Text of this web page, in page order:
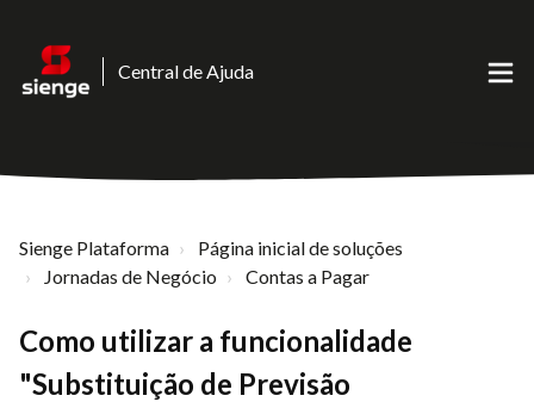
Central de Ajuda
Sienge Plataforma
Página inicial de soluções
Jornadas de Negócio
Contas a Pagar
Como utilizar a funcionalidade
"Substituição de Previsão